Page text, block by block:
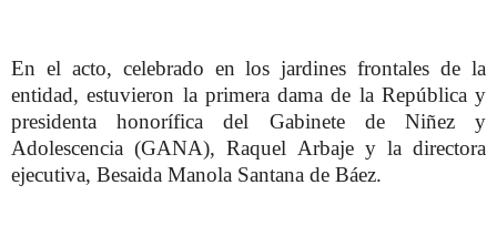
En el acto, celebrado en los jardines frontales de la
entidad, estuvieron la primera dama de la República y
presidenta honorífica del Gabinete de Niñez y
Adolescencia (GANA), Raquel Arbaje y la directora
ejecutiva, Besaida Manola Santana de Báez.